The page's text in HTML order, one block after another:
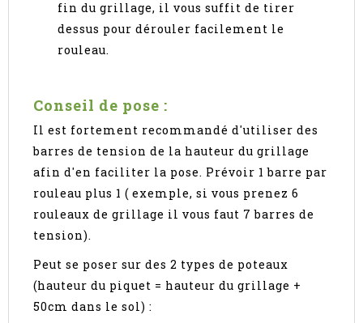
fin du grillage, il vous suffit de tirer
dessus pour dérouler facilement le
rouleau.
Conseil de pose :
Il est fortement recommandé d'utiliser des
barres de tension de la hauteur du grillage
afin d'en faciliter la pose. Prévoir 1 barre par
rouleau plus 1 ( exemple, si vous prenez 6
rouleaux de grillage il vous faut 7 barres de
tension).
Peut se poser sur des 2 types de poteaux
(hauteur du piquet = hauteur du grillage +
50cm dans le sol) :